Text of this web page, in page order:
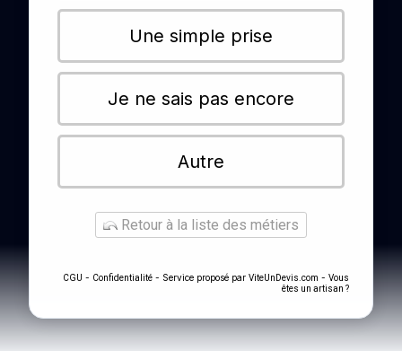
Une simple prise
Je ne sais pas encore
Autre
Retour à la liste des métiers
CGU - Confidentialité - Service proposé par ViteUnDevis.com - Vous
êtes un artisan ?